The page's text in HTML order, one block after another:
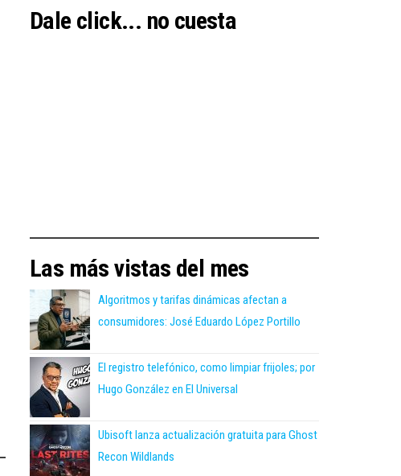
Dale click... no cuesta
Las más vistas del mes
Algoritmos y tarifas dinámicas afectan a
consumidores: José Eduardo López Portillo
El registro telefónico, como limpiar frijoles; por
Hugo González en El Universal
Ubisoft lanza actualización gratuita para Ghost
Recon Wildlands